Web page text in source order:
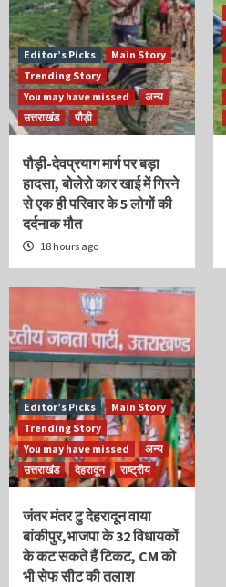
Editor’s Picks
Main Story
Trending Story
You may have missed
अन्य
उत्तराखंड
पौड़ी
पौड़ी-देवप्रयाग मार्ग पर बड़ा
हादसा, बोलेरो कार खाई में गिरने
से एक ही परिवार के 5 लोगों की
दर्दनाक मौत
18 hours ago
Editor’s Picks
Main Story
Trending Story
You may have missed
अन्य
उत्तराखंड
देहरादून राष्ट्रीय
जंतर मंतर टु देहरादून वाया
बांकीपुर,भाजपा के 32 विधायकों
के कट सकते हैं टिकट, CM को
भी सेफ सीट की तलाश